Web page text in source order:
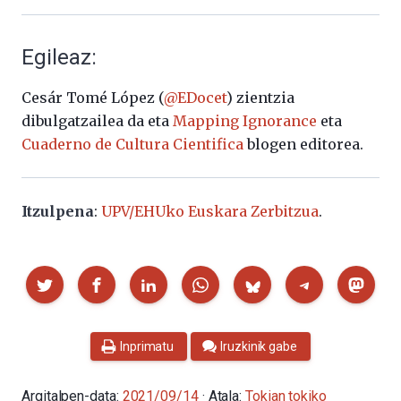
Egileaz:
Cesár Tomé López (@EDocet) zientzia
dibulgatzailea da eta Mapping Ignorance eta
Cuaderno de Cultura Cientificablogen editorea.
Itzulpena: UPV/EHUko Euskara Zerbitzua.
Partekatu
Inprimatu Iruzkinik gabe
Argitalpen-data: 2021/09/14 · Atala:Tokian tokiko